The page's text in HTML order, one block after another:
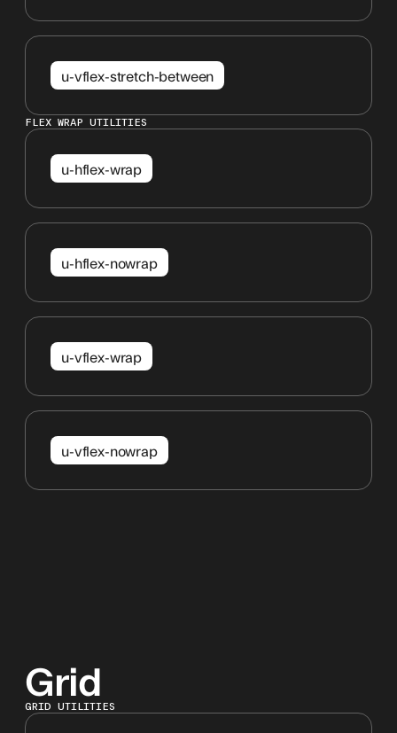
u-vflex-stretch-between
FLEX WRAP UTILITIES
u-hflex-wrap
u-hflex-nowrap
u-vflex-wrap
u-vflex-nowrap
Grid
GRID UTILITIES